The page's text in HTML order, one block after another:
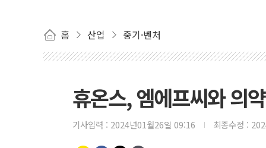
홈 산업 중기·벤처
휴온스, 엠에프씨와 의
기사입력 : 2024년01월26일 09:16 최종수정 :